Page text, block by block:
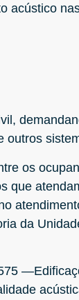
acústico
outros
os
que
da